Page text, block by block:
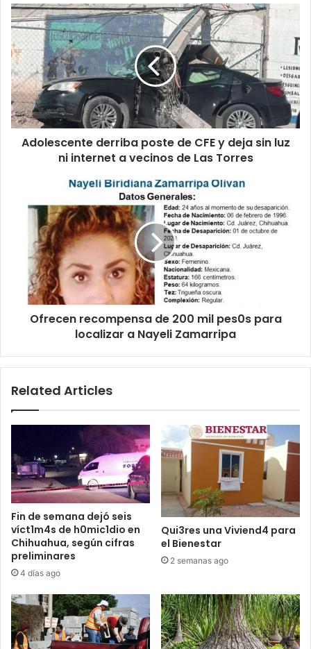
Adolescente
derriba
poste
de
CFE
y
deja
sin
luz
Torres
Adolescente derriba poste de CFE y deja sin luz
ni internet a vecinos de Las Torres
pes0s
localizar
NayeliOfrecen recompensa de 200 mil pes0s para
localizar a Nayeli Zamarripa
Related Articles
Fin de semana dejó seis
víct1m4s de h0mic1dio en
Chihuahua, según cifras
preliminares
4 días ago
Qui3res una Viviend4 para
el Bienestar
2 semanas ago